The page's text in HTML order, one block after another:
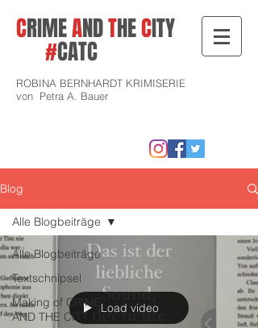
CRIMEANDTHECITY
#CATC
ROBINA BERNHARDT KRIMISERIE
von Petra A. Bauer
Blog
Alle Blogbeiträge
Textschnipsel
Making of CRIME
AND THE CITY
Alle Blogbeiträge
Load video